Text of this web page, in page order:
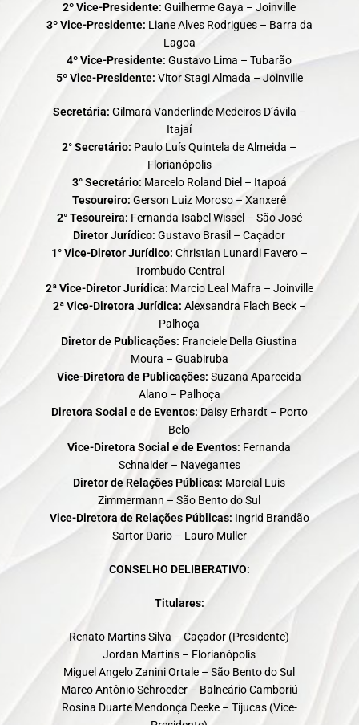
2º Vice-Presidente: Guilherme Gaya – Joinville
3º Vice-Presidente: Liane Alves Rodrigues – Barra da
Lagoa
4º Vice-Presidente: Gustavo Lima – Tubarão
5º Vice-Presidente: Vitor Stagi Almada – Joinville
Secretária: Gilmara Vanderlinde Medeiros D’ávila –
Itajaí
2° Secretário: Paulo Luís Quintela de Almeida –
Florianópolis
3° Secretário: Marcelo Roland Diel – Itapoá
Tesoureiro: Gerson Luiz Moroso – Xanxerê
2° Tesoureira: Fernanda Isabel Wissel – São José
Diretor Jurídico: Gustavo Brasil – Caçador
1° Vice-Diretor Jurídico: Christian Lunardi Favero –
Trombudo Central
2ª Vice-Diretor Jurídica: Marcio Leal Mafra – Joinville
2ª Vice-Diretora Jurídica: Alexsandra Flach Beck –
Palhoça
Diretor de Publicações: Franciele Della Giustina
Moura – Guabiruba
Vice-Diretora de Publicações: Suzana Aparecida
Alano – Palhoça
Diretora Social e de Eventos: Daisy Erhardt – Porto
Belo
Vice-Diretora Social e de Eventos: Fernanda
Schnaider – Navegantes
Diretor de Relações Públicas: Marcial Luis
Zimmermann – São Bento do Sul
Vice-Diretora de Relações Públicas: Ingrid Brandão
Sartor Dario – Lauro Muller
CONSELHO DELIBERATIVO:
Titulares:
Renato Martins Silva – Caçador (Presidente)
Jordan Martins – Florianópolis
Miguel Angelo Zanini Ortale – São Bento do Sul
Marco Antônio Schroeder – Balneário Camboriú
Rosina Duarte Mendonça Deeke – Tijucas (Vice-